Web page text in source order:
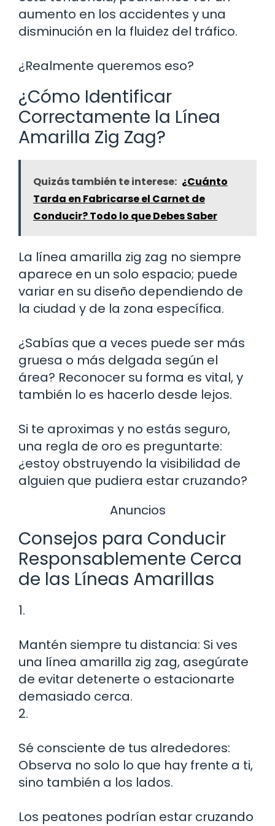
aumento en los accidentes y una
disminución en la fluidez del tráfico.
¿Realmente queremos eso?
¿Cómo Identificar
Correctamente la Línea
Amarilla Zig Zag?
Quizás también te interese: ¿Cuánto
Tarda en Fabricarse el Carnet de
Conducir? Todo lo que Debes Saber
La línea amarilla zig zag no siempre
aparece en un solo espacio; puede
variar en su diseño dependiendo de
la ciudad y de la zona específica.
¿Sabías que a veces puede ser más
gruesa o más delgada según el
área? Reconocer su forma es vital, y
también lo es hacerlo desde lejos.
Si te aproximas y no estás seguro,
una regla de oro es preguntarte:
¿estoy obstruyendo la visibilidad de
alguien que pudiera estar cruzando?
Anuncios
Consejos para Conducir
Responsablemente Cerca
de las Líneas Amarillas
1.
Mantén siempre tu distancia: Si ves
una línea amarilla zig zag, asegúrate
de evitar detenerte o estacionarte
demasiado cerca.
2.
Sé consciente de tus alrededores:
Observa no solo lo que hay frente a ti,
sino también a los lados.
Los peatones podrían estar cruzando